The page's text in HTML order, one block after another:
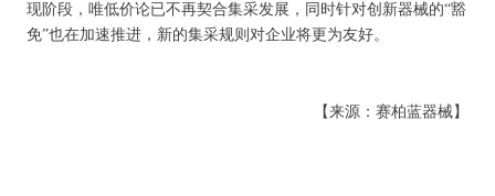
现阶段，唯低价论已不再契合集采发展，同时针对创新器械的“豁
免”也在加速推进，新的集采规则对企业将更为友好。
【来源：赛柏蓝器械】